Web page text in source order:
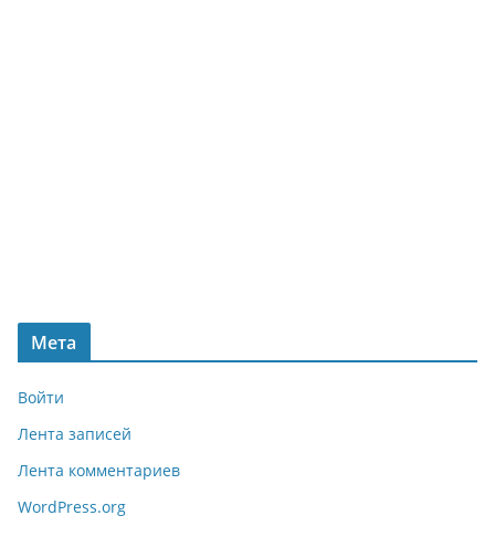
Мета
Войти
Лента записей
Лента комментариев
WordPress.org